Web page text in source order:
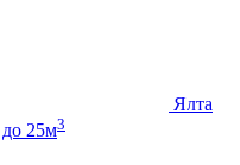
Ялта
25м3